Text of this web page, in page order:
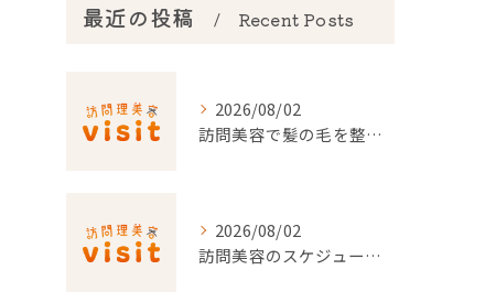
最近の投稿 Recent Posts
2026/08/02
訪問美容で髪の毛を整える事前準備と安心料金ポイントを徹底解説
2026/08/02
訪問美容のスケジュール調整を東京都でスムーズに行うポイント